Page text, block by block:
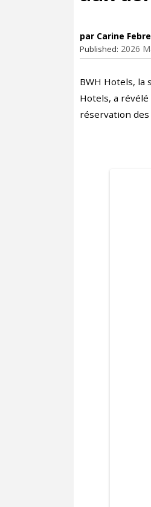
par Carine Febre
Published: 2026
BWH Hotels, la
Hotels, a
réservation